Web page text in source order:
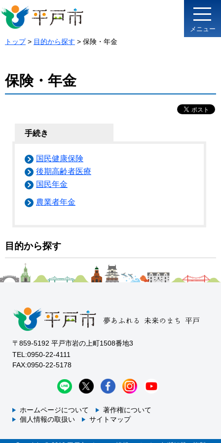
メニュー
トップ> 目的から探す > 保険・年金
目的から探す
保険・年金
手続き
国民健康保険
後期高齢者医療
国民年金
農業者年金
〒859-5192 平戸市岩の上町1508番地3
TEL:0950-22-4111
FAX:0950-22-5178
ホームページについて
著作権について
個人情報の取扱い
サイトマップ